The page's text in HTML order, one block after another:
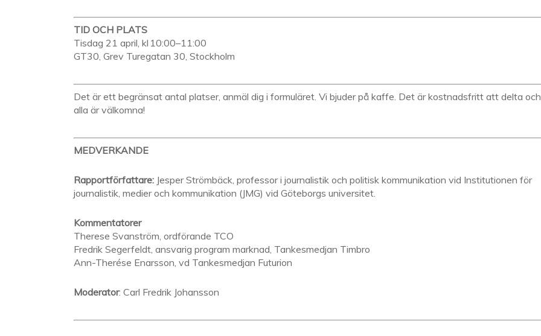
TID OCH PLATS
Tisdag 21 april, kl 10:00–11:00
GT30, Grev Turegatan 30, Stockholm
Det är ett begränsat antal platser, anmäl dig i formuläret. Vi bjuder på kaffe. Det är kostnadsfritt att delta och
alla är välkomna!
MEDVERKANDE
Rapportförfattare: Jesper Strömbäck, professor i journalistik och politisk kommunikation vid Institutionen för
journalistik, medier och kommunikation (JMG) vid Göteborgs universitet.
Kommentatorer
Therese Svanström, ordförande TCO
Fredrik Segerfeldt, ansvarig program marknad, Tankesmedjan Timbro
Ann-Therése Enarsson, vd Tankesmedjan Futurion
Moderator: Carl Fredrik Johansson